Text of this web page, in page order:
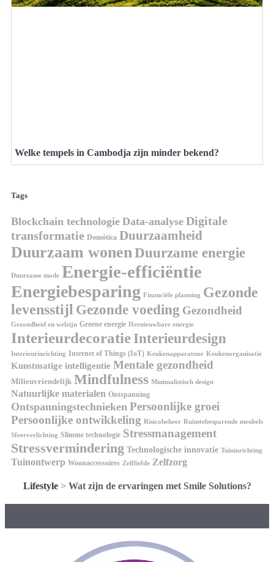
Welke tempels in Cambodja zijn minder bekend?
Tags
Blockchain technologie Data-analyse Digitale
transformatie Domótica Duurzaamheid
Duurzaam wonenDuurzame energie
Duurzame mode Energie-efficiëntie
Energiebesparing Financiële planning Gezonde
levensstijl Gezonde voeding Gezondheid
Gezondheid en welzijn Groene energie Hernieuwbare energie
InterieurdecoratieInterieurdesign
Interieurinrichting Internet of Things (IoT) Keukenapparatuur Keukenorganisatie
Kunstmatige intelligentie Mentale gezondheid
Milieuvriendelijk Mindfulness Minimalistisch design
Natuurlijke materialen Ontspanning
Ontspanningstechnieken Persoonlijke groei
Persoonlijke ontwikkeling Risicobeheer Ruimtebesparende meubels
Sfeerverlichting Slimme technologie Stressmanagement
Stressvermindering Technologische innovatie Tuininrichting
Tuinontwerp Woonaccessoires Zelfliefde Zelfzorg
Lifestyle> Wat zijn de ervaringen met Smile Solutions?